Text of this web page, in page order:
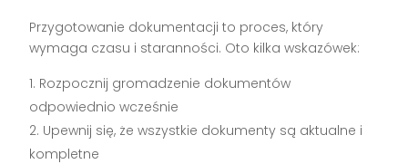
Przygotowanie dokumentacji to proces, który
wymaga czasu i staranności. Oto kilka wskazówek:
Rozpocznij gromadzenie dokumentów
odpowiednio wcześnie
Upewnij się, że wszystkie dokumenty są aktualne i
kompletne